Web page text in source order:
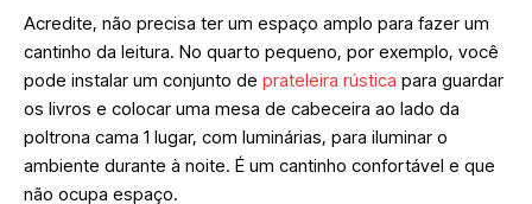
Acredite, não precisa ter um espaço amplo para fazer um
cantinho da leitura. No quarto pequeno, por exemplo, você
pode instalar um conjunto de prateleira rústica para guardar
os livros e colocar uma mesa de cabeceira ao lado da
poltrona cama 1 lugar, com luminárias, para iluminar o
ambiente durante à noite. É um cantinho confortável e que
não ocupa espaço.